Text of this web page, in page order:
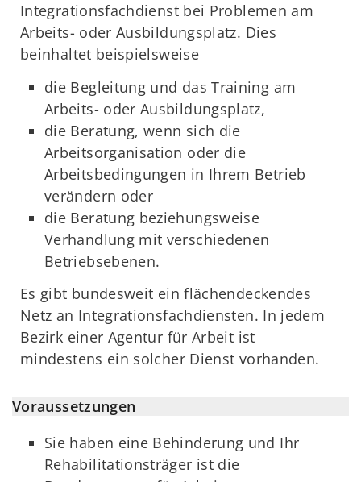
Integrationsfachdienst bei Problemen am
Arbeits- oder Ausbildungsplatz. Dies
beinhaltet beispielsweise
die Begleitung und das Training am
Arbeits- oder Ausbildungsplatz,
die Beratung, wenn sich die
Arbeitsorganisation oder die
Arbeitsbedingungen in Ihrem Betrieb
verändern oder
die Beratung beziehungsweise
Verhandlung mit verschiedenen
Betriebsebenen.
Es gibt bundesweit ein flächendeckendes
Netz an Integrationsfachdiensten. In jedem
Bezirk einer Agentur für Arbeit ist
mindestens ein solcher Dienst vorhanden.
Voraussetzungen
Sie haben eine Behinderung und Ihr
Rehabilitationsträger ist die